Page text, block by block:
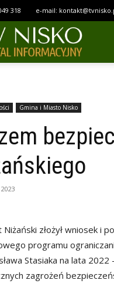
318 e-mail:
Gmina i Miasto Nisko
Niżański złożył wniosek i
programu
Stasiaka na lata
zagrożeń